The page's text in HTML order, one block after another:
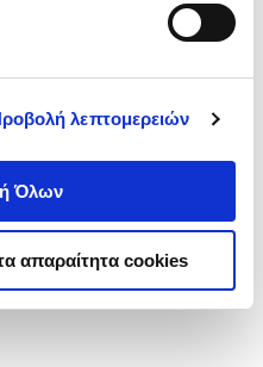
λεπτομερειών
Όλων
απαραίτητα cookies